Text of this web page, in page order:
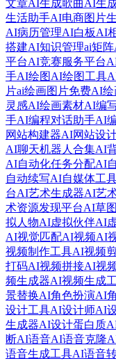
文章AI生成歌曲AI生
生活助手AI电商图片
AI病历管理AI白板AI
搭建AI知识管理ai矩阵
平台AI竞赛服务平台
手AI绘图AI绘图工具
片ai绘画图片免费AI绘
灵感AI绘画素材AI编
手AI编程对话助手AI
网站构建器AI网站设
AI聊天机器人合集AI
AI自动化任务分配AI
自动续写AI自媒体工
台AI艺术生成器AI艺
术资源发现平台AI草
拟人物AI虚拟伙伴AI
AI视觉匹配AI视频AI
视频制作工具AI视频
打码AI视频拼接AI视
频生成器AI视频生成
景替换AI角色扮演AI
设计工具AI设计师AI
生成器AI设计蛋白质
断AI语音AI语音克隆
语音生成工具AI语音